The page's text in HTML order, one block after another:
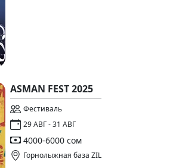
ASMAN FEST 2025
Фестиваль
29 АВГ - 31 АВГ
4000-6000 сом
Горнолыжная база ZIL